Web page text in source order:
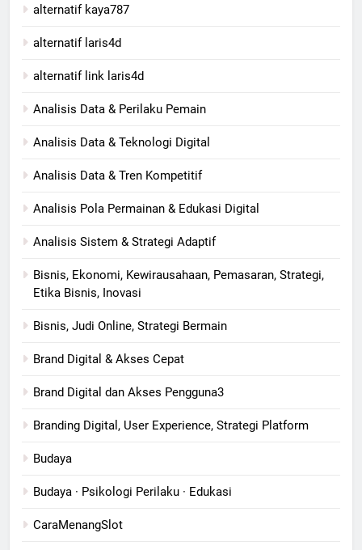
alternatif kaya787
alternatif laris4d
alternatif link laris4d
Analisis Data & Perilaku Pemain
Analisis Data & Teknologi Digital
Analisis Data & Tren Kompetitif
Analisis Pola Permainan & Edukasi Digital
Analisis Sistem & Strategi Adaptif
Bisnis, Ekonomi, Kewirausahaan, Pemasaran, Strategi,
Etika Bisnis, Inovasi
Bisnis, Judi Online, Strategi Bermain
Brand Digital & Akses Cepat
Brand Digital dan Akses Pengguna3
Branding Digital, User Experience, Strategi Platform
Budaya
Budaya · Psikologi Perilaku · Edukasi
CaraMenangSlot